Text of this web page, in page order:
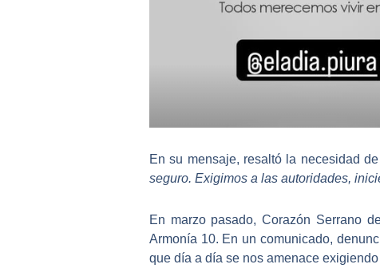
En su mensaje, resaltó la necesidad
seguro. Exigimos a las autoridades,
En marzo pasado,Corazón Serrano
Armonía 10. En un comunicado,
que día a día se nos amenace